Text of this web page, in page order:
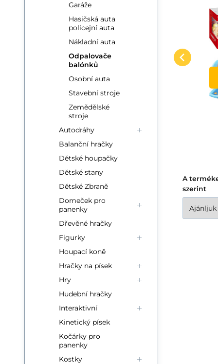
Letadlo vystřelovací
pěnové s pistolí
26cm 2 barvy v sáčku
2 564.69
Kedvenc
Hasonlítsa össze
Zažijte spoustu akční
zábavy s pěnovým
vystřelovacím letadlem!
odpalovací p
A
szerint
Garáže
Hasičská auta
policejní auta
Nákladní auta
Odpalovače
balónků
Osobní auta
Stavební stroje
Zemědělské
stroje
Autodráhy
Balanční hračky
Dětské houpačky
Dětské stany
Dětské Zbraně
Domeček pro
panenky
Dřevěné hračky
Figurky
Houpací koně
Hračky na písek
Hry
Hudební hračky
Interaktivní
Kinetický písek
Kočárky pro
panenky
Kostky